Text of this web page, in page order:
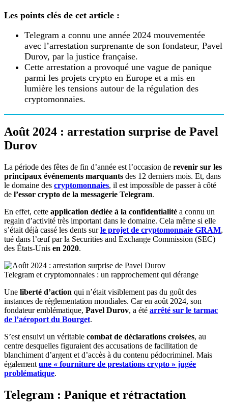
Les points clés de cet article :
Telegram a connu une année 2024 mouvementée
avec l’arrestation surprenante de son fondateur, Pavel
Durov, par la justice française.
Cette arrestation a provoqué une vague de panique
parmi les projets crypto en Europe et a mis en
lumière les tensions autour de la régulation des
cryptomonnaies.
Août 2024 : arrestation surprise de Pavel
Durov
La période des fêtes de fin d’année est l’occasion de revenir sur les
principaux événements marquants des 12 derniers mois. Et, dans
le domaine des cryptomonnaies, il est impossible de passer à côté
de l’essor crypto de la messagerie Telegram.
En effet, cette application dédiée à la confidentialité a connu un
regain d’activité très important dans le domaine. Cela même si elle
s’était déjà cassé les dents surle projet de cryptomonnaie GRAM,
tué dans l’œuf par la Securities and Exchange Commission (SEC)
des États-Unis en 2020.
Telegram et cryptomonnaies : un rapprochement qui dérange
Une liberté d’action qui n’était visiblement pas du goût des
instances de réglementation mondiales. Car en août 2024, son
fondateur emblématique, Pavel Durov, a été arrêté sur le tarmac
de l’aéroport du Bourget.
S’est ensuivi un véritable combat de déclarations croisées, au
centre desquelles figuraient des accusations de facilitation de
blanchiment d’argent et d’accès à du contenu pédocriminel. Mais
également une « fourniture de prestations crypto » jugée
problématique.
Telegram : Panique et rétractation